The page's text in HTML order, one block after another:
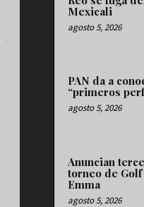
Mexicali
agosto 5, 2026
PAN da a
“primeros
agosto 5, 2026
Anuncian
torneo de
Emma
agosto 5, 2026